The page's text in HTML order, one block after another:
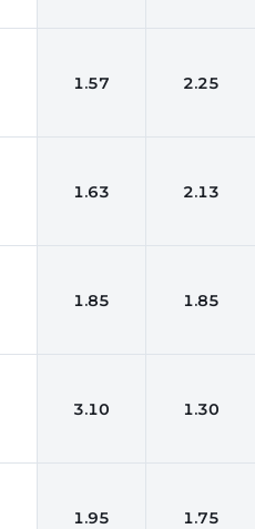
1.57 2.25
1.63 2.13
1.85 1.85
3.10 1.30
1.95 1.75